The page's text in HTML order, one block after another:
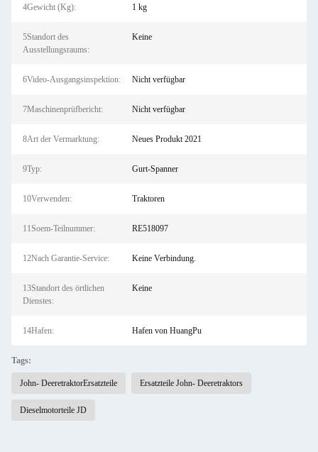
4Gewicht (Kg): 1 kg
5Standort des
Ausstellungsraums:
Keine
6Video-Ausgangsinspektion: Nicht verfügbar
7Maschinenprüfbericht: Nicht verfügbar
8Art der Vermarktung: Neues Produkt 2021
9Typ: Gurt-Spanner
10Verwenden: Traktoren
11Soem-Teilnummer: RE518097
12Nach Garantie-Service: Keine Verbindung.
13Standort des örtlichen
Dienstes:
Keine
14Hafen: Hafen von HuangPu
Tags:
John- DeeretraktorErsatzteile Ersatzteile John- Deeretraktors
Dieselmotorteile JD